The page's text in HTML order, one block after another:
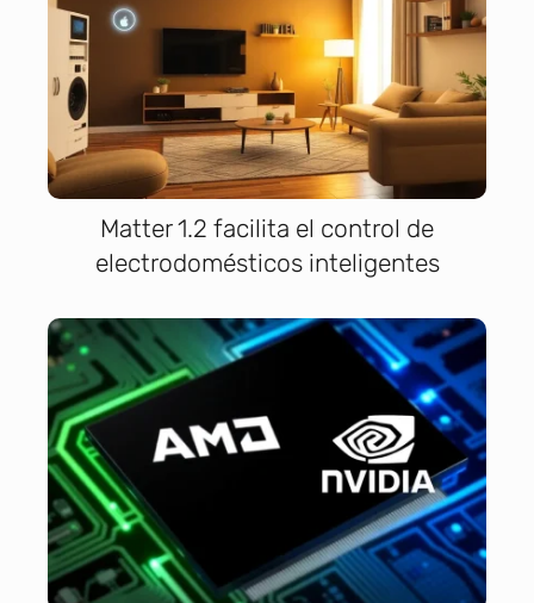
Matter 1.2 facilita el control de
electrodomésticos inteligentes